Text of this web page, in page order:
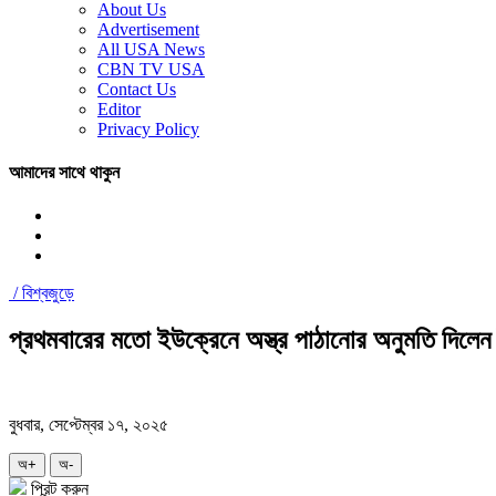
About Us
Advertisement
All USA News
CBN TV USA
Contact Us
Editor
Privacy Policy
আমাদের সাথে থাকুন
/বিশ্বজুড়ে
প্রথমবারের মতো ইউক্রেনে অস্ত্র পাঠানোর অনুমতি দিলেন
বুধবার, সেপ্টেম্বর ১৭, ২০২৫
অ+ অ-
প্রিন্ট করুন